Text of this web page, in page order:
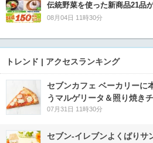
伝統野菜を使った新商品21品
08月04日 11時30分
トレンド | アクセスランキング
セブンカフェ ベーカリーに
うマルゲリータ＆照り焼き
07月31日 11時30分
セブン‐イレブンよくばりサ